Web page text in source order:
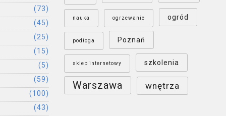
(73)
(45)
(25)
(15)
(5)
(59)
(100)
(43)
nauka ogrzewanie ogród
podłoga Poznań
sklep internetowy szkolenia
Warszawa wnętrza